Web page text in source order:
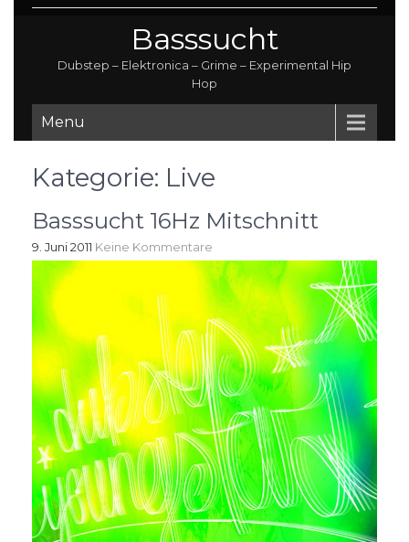
Basssucht
Dubstep – Elektronica – Grime – Experimental Hip
Hop
Menu
Kategorie: Live
Basssucht 16Hz Mitschnitt
9. Juni 2011 Keine Kommentare